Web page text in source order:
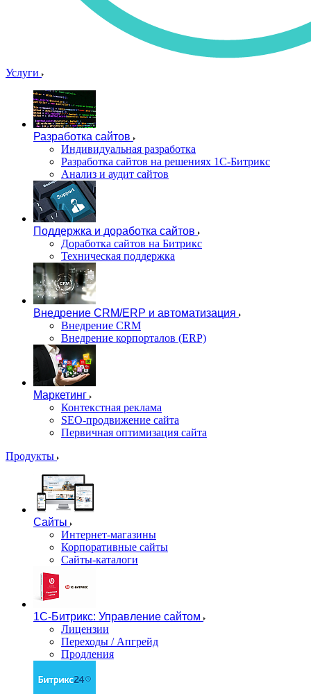
Услуги
Разработка сайтов
Индивидуальная разработка
Разработка сайтов на решениях 1С-Битрикс
Анализ и аудит сайтов
Поддержка и доработка сайтов
Доработка сайтов на Битрикс
Техническая поддержка
Внедрение CRM/ERP и автоматизация
Внедрение CRM
Внедрение корпорталов (ERP)
Маркетинг
Контекстная реклама
SEO-продвижение сайта
Первичная оптимизация сайта
Продукты
Сайты
Интернет-магазины
Корпоративные сайты
Сайты-каталоги
1С-Битрикс: Управление сайтом
Лицензии
Переходы / Апгрейд
Продления